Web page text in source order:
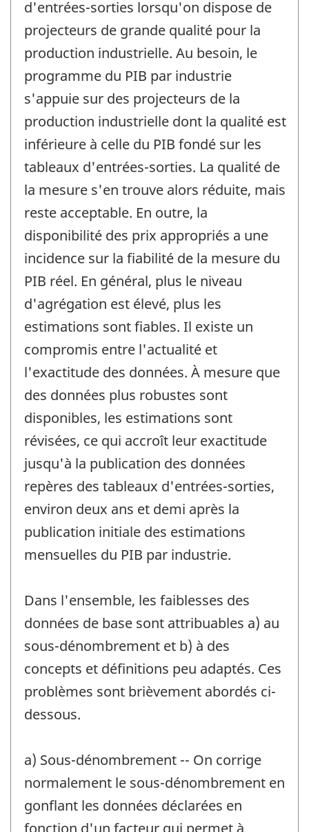
d'entrées-sorties lorsqu'on dispose de
projecteurs de grande qualité pour la
production industrielle. Au besoin, le
programme du PIB par industrie
s'appuie sur des projecteurs de la
production industrielle dont la qualité est
inférieure à celle du PIB fondé sur les
tableaux d'entrées-sorties. La qualité de
la mesure s'en trouve alors réduite, mais
reste acceptable. En outre, la
disponibilité des prix appropriés a une
incidence sur la fiabilité de la mesure du
PIB réel. En général, plus le niveau
d'agrégation est élevé, plus les
estimations sont fiables. Il existe un
compromis entre l'actualité et
l'exactitude des données. À mesure que
des données plus robustes sont
disponibles, les estimations sont
révisées, ce qui accroît leur exactitude
jusqu'à la publication des données
repères des tableaux d'entrées-sorties,
environ deux ans et demi après la
publication initiale des estimations
mensuelles du PIB par industrie.
Dans l'ensemble, les faiblesses des
données de base sont attribuables a) au
sous-dénombrement et b) à des
concepts et définitions peu adaptés. Ces
problèmes sont brièvement abordés ci-
dessous.
a) Sous-dénombrement -- On corrige
normalement le sous-dénombrement en
gonflant les données déclarées en
fonction d'un facteur qui permet à